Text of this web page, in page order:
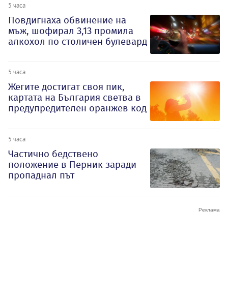
5 часа
Повдигнаха обвинение на
мъж, шофирал 3,13 промила
алкохол по столичен булевард
5 часа
Жегите достигат своя пик,
картата на България светва в
предупредителен оранжев код
5 часа
Частично бедствено
положение в Перник заради
пропаднал път